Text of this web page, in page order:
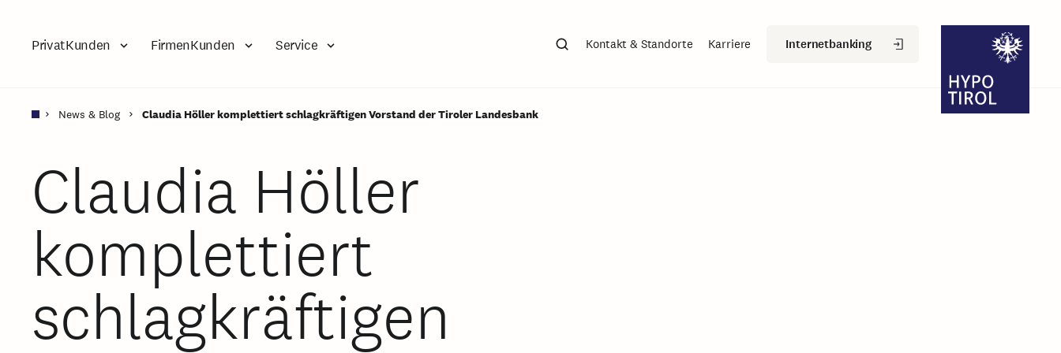
PrivatKunden FirmenKunden Service Suchen
Kontakt & Standorte Karriere Internetbanking
News & Blog Claudia Höller komplettiert schlagkräftigen Vorstand der Tiroler Landesbank
Claudia Höller
komplettiert
schlagkräftigen